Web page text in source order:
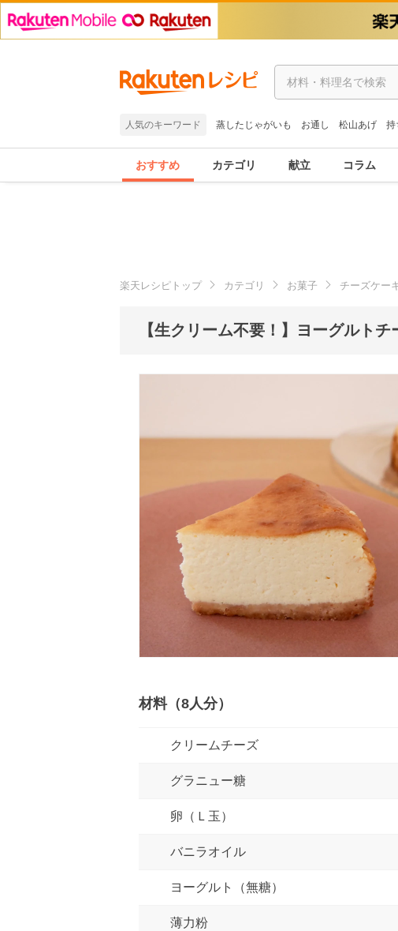
人気のキーワード 蒸したじゃがいも お通し 松山あげ 持
おすすめ カテゴリ 献立 コラム
楽天レシピトップ カテゴリ お菓子 チーズケー
【生クリーム不要！】ヨーグルト
材料（8人分）
クリームチーズ
グラニュー糖
卵（Ｌ玉）
バニラオイル
ヨーグルト（無糖）
薄力粉